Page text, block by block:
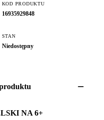
KOD PRODUKTU
16935929848
STAN
Niedostępny
NA 6+